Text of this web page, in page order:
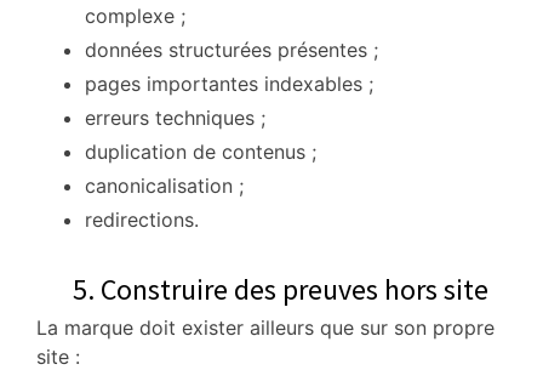
complexe ;
données structurées présentes ;
pages importantes indexables ;
erreurs techniques ;
duplication de contenus ;
canonicalisation ;
redirections.
5. Construire des preuves hors site
La marque doit exister ailleurs que sur son propre
site :